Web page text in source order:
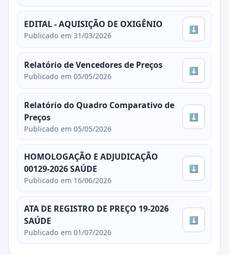
EDITAL - AQUISIÇÃO DE OXIGÊNIO
Publicado em 31/03/2026
⬇
Relatório de Vencedores de Preços
Publicado em 05/05/2026
⬇
Relatório do Quadro Comparativo de
Preços
Publicado em 05/05/2026
⬇
HOMOLOGAÇÃO E ADJUDICAÇÃO
00129-2026 SAÚDE
Publicado em 16/06/2026
⬇
ATA DE REGISTRO DE PREÇO 19-2026
SAÚDE
Publicado em 01/07/2026
⬇